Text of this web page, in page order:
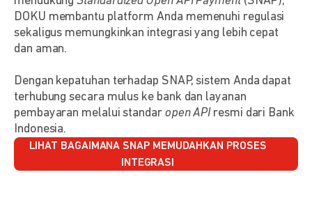
DOKU membantu platform Anda memenuhi regulasi
sekaligus memungkinkan integrasi yang lebih cepat
dan aman.
Dengan kepatuhan terhadap SNAP, sistem Anda dapat
terhubung secara mulus ke bank dan layanan
pembayaran melalui standar open APIresmi dari Bank
Indonesia.
LIHAT BAGAIMANA SNAP MEMUDAHKAN PROSES
INTEGRASI